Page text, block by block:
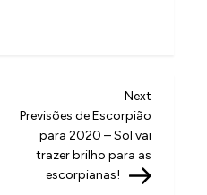
Next
Post
Next
Previsões de Escorpião
para 2020 – Sol vai
trazer brilho para as
escorpianas!